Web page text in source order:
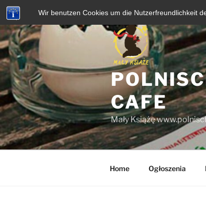
Wir benutzen Cookies um die Nutzerfreundlichkeit
Zum
Inhalt
springen
CAFE
Mały Książę
Home Ogłoszenia